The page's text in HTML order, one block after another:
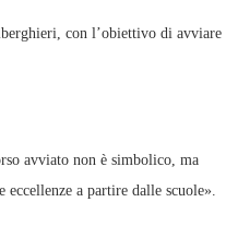
con l’obiettivo di avviare
avviato non è simbolico, ma
a partire dalle scuole».